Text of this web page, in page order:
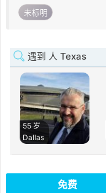
未标明
遇到 人 Texas
55 岁
Dallas
免费